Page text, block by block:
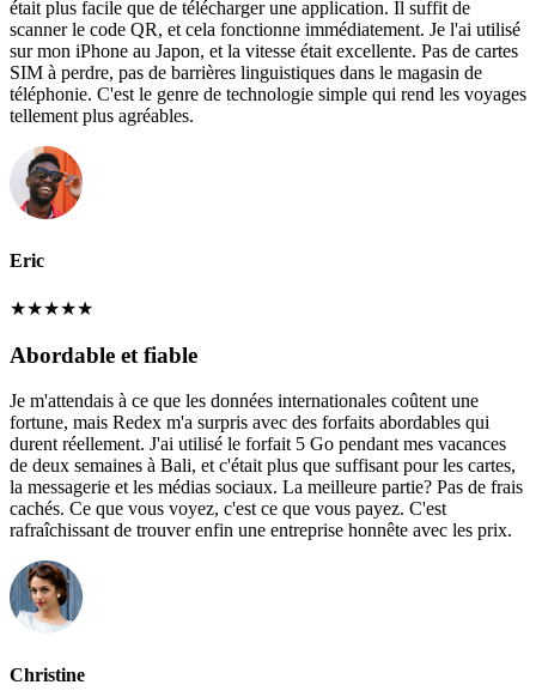
était plus facile que de télécharger une application. Il suffit de
scanner le code QR, et cela fonctionne immédiatement. Je l'ai utilisé
sur mon iPhone au Japon, et la vitesse était excellente. Pas de cartes
SIM à perdre, pas de barrières linguistiques dans le magasin de
téléphonie. C'est le genre de technologie simple qui rend les voyages
tellement plus agréables.
Eric
★★★★★
Abordable et fiable
Je m'attendais à ce que les données internationales coûtent une
fortune, mais Redex m'a surpris avec des forfaits abordables qui
durent réellement. J'ai utilisé le forfait 5 Go pendant mes vacances
de deux semaines à Bali, et c'était plus que suffisant pour les cartes,
la messagerie et les médias sociaux. La meilleure partie? Pas de frais
cachés. Ce que vous voyez, c'est ce que vous payez. C'est
rafraîchissant de trouver enfin une entreprise honnête avec les prix.
Christine